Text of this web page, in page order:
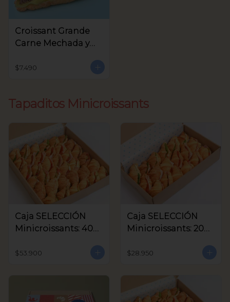
Croissant Grande
Carne Mechada y
$7.490
Tapaditos Minicroissants
Caja SELECCIÓN
Minicroissants: 40
$53.900
Caja SELECCIÓN
Minicroissants: 20
$28.950